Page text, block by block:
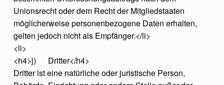
Unionsrecht oder dem Recht der Mitgliedstaaten
möglicherweise personenbezogene Daten erhalten,
gelten jedoch nicht als Empfänger.</li>
<li>
<h4>j) Dritter</h4>
Dritter ist eine natürliche oder juristische Person,